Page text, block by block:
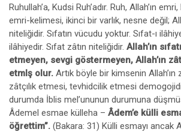
Ruhullah’a, Kudsi Ruh’adır. Ruh, Allah’ın
emri-kelimesi, ikinci bir varlık, nesne değil;
niteliğidir. Sıfatın vücudu yoktur. Sıfat-ı
ilâhiyedir. Sıfat zâtın niteliğidir. Allah’ın
etmeyen, sevgi göstermeyen, Allah’ın
etmlş olur. Artık böyle bir kimsenin Allah’ın
zâtçılık etmesi, tevhidcilik etmesi
durumda İblis mel’ununun durumuna
Âdemel esmae külleha – Âdem’e külli
öğrettim”. (Bakara: 31) Külli esmayı ancak